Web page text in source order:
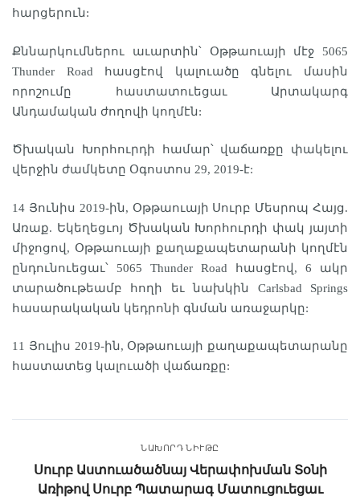
հարցերուն:
Քննարկումներու աւարտին՝ Օթթաուայի մէջ 5065
Thunder Road հասցէով կալուածը գնելու մասին
որոշումը հաստատուեցաւ Արտակարգ
Անդամական ժողովի կողմէն:
Ծխական Խորհուրդի համար՝ վաճառքը փակելու
վերջին ժամկետը Օգոստոս 29, 2019-է:
14 Յունիս 2019-ին, Օթթաուայի Սուրբ Մեսրոպ Հայց.
Առաք. Եկեղեցւոյ Ծխական Խորհուրդի փակ յայտի
միջոցով, Օթթաուայի քաղաքապետարանի կողմէն
ընդունուեցաւ՝ 5065 Thunder Road հասցէով, 6 ակր
տարածութեամբ հողի եւ նախկին Carlsbad Springs
հասարակական կեդրոնի գնման առաջարկը:
11 Յուլիս 2019-ին, Օթթաուայի քաղաքապետարանը
հաստատեց կալուածի վաճառքը:
ՆԱԽՈՐԴ ՆԻՒԹԸ
Սուրբ Աստուածածնայ Վերափոխման Տօնի
Առիթով Սուրբ Պատարագ Մատուցուեցաւ